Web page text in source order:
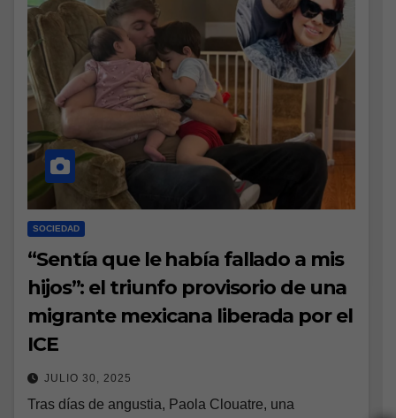
SOCIEDAD
“Sentía que le había fallado a mis
hijos”: el triunfo provisorio de una
migrante mexicana liberada por el
ICE
JULIO 30, 2025
Tras días de angustia, Paola Clouatre, una